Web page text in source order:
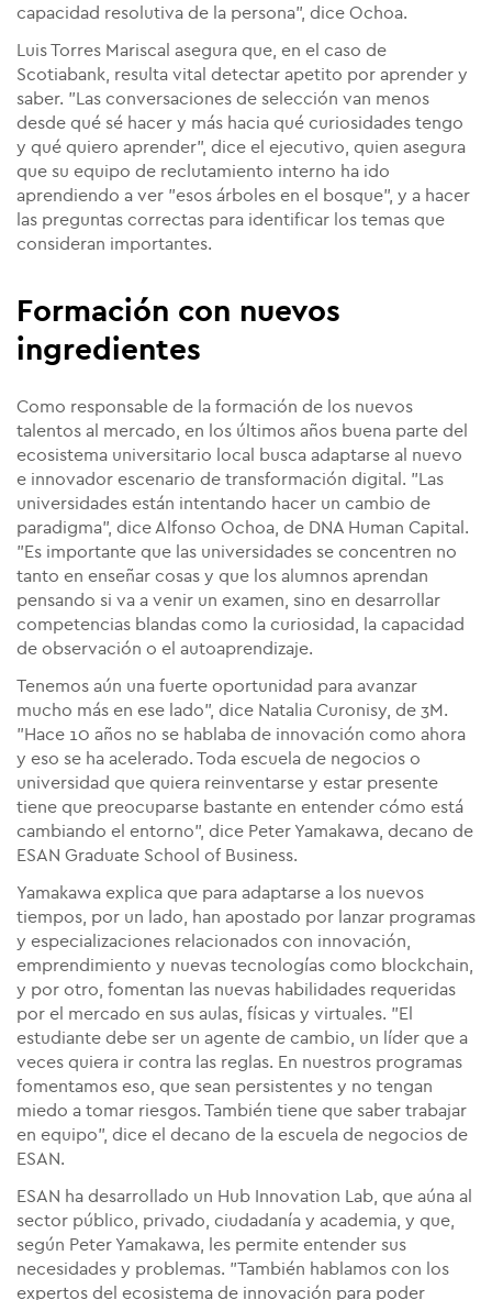
capacidad resolutiva de la persona", dice Ochoa.
Luis Torres Mariscal asegura que, en el caso de
Scotiabank, resulta vital detectar apetito por aprender y
saber. "Las conversaciones de selección van menos
desde qué sé hacer y más hacia qué curiosidades tengo
y qué quiero aprender", dice el ejecutivo, quien asegura
que su equipo de reclutamiento interno ha ido
aprendiendo a ver "esos árboles en el bosque", y a hacer
las preguntas correctas para identificar los temas que
consideran importantes.
Formación con nuevos
ingredientes
Como responsable de la formación de los nuevos
talentos al mercado, en los últimos años buena parte del
ecosistema universitario local busca adaptarse al nuevo
e innovador escenario de transformación digital. "Las
universidades están intentando hacer un cambio de
paradigma", dice Alfonso Ochoa, de DNA Human Capital.
"Es importante que las universidades se concentren no
tanto en enseñar cosas y que los alumnos aprendan
pensando si va a venir un examen, sino en desarrollar
competencias blandas como la curiosidad, la capacidad
de observación o el autoaprendizaje.
Tenemos aún una fuerte oportunidad para avanzar
mucho más en ese lado", dice Natalia Curonisy, de 3M.
"Hace 10 años no se hablaba de innovación como ahora
y eso se ha acelerado. Toda escuela de negocios o
universidad que quiera reinventarse y estar presente
tiene que preocuparse bastante en entender cómo está
cambiando el entorno", dice Peter Yamakawa, decano de
ESAN Graduate School of Business.
Yamakawa explica que para adaptarse a los nuevos
tiempos, por un lado, han apostado por lanzar programas
y especializaciones relacionados con innovación,
emprendimiento y nuevas tecnologías como blockchain,
y por otro, fomentan las nuevas habilidades requeridas
por el mercado en sus aulas, físicas y virtuales. "El
estudiante debe ser un agente de cambio, un líder que a
veces quiera ir contra las reglas. En nuestros programas
fomentamos eso, que sean persistentes y no tengan
miedo a tomar riesgos. También tiene que saber trabajar
en equipo", dice el decano de la escuela de negocios de
ESAN.
ESAN ha desarrollado un Hub Innovation Lab, que aúna al
sector público, privado, ciudadanía y academia, y que,
según Peter Yamakawa, les permite entender sus
necesidades y problemas. "También hablamos con los
expertos del ecosistema de innovación para poder